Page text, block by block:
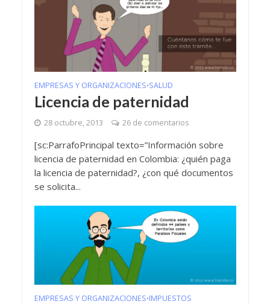
EMPRESAS Y ORGANIZACIONES•SALUD
Licencia de paternidad
28 octubre, 2013 26 de comentarios
[sc:ParrafoPrincipal texto=”Información sobre
licencia de paternidad en Colombia: ¿quién paga
la licencia de paternidad?, ¿con qué documentos
se solicita...
EMPRESAS Y ORGANIZACIONES•IMPUESTOS